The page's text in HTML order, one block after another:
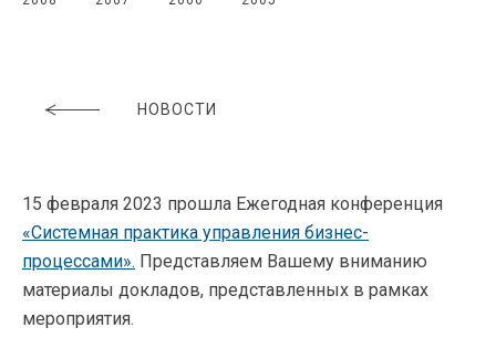
НОВОСТИ
15 февраля 2023 прошла Ежегодная конференция
«Системная практика управления бизнес-
процессами». Представляем Вашему вниманию
материалы докладов, представленных в рамках
мероприятия.